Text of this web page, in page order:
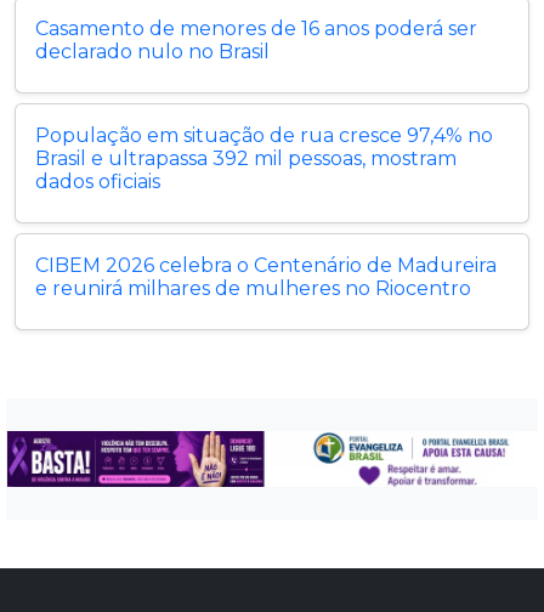
Casamento de menores de 16 anos poderá ser
declarado nulo no Brasil
População em situação de rua cresce 97,4% no
Brasil e ultrapassa 392 mil pessoas, mostram
dados oficiais
CIBEM 2026 celebra o Centenário de Madureira
e reunirá milhares de mulheres no Riocentro